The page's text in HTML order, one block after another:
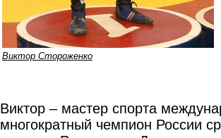
Виктор Стороженко
Виктор – мастер спорта
многократный чемпион России